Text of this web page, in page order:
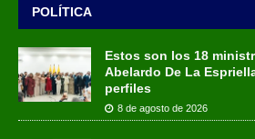
POLÍTICA
Estos son los 18
Abelardo De La
perfiles
8 de agosto de 2026